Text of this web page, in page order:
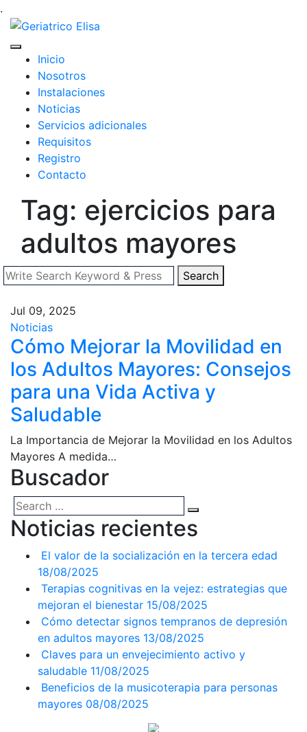
.
Inicio
Nosotros
Instalaciones
Noticias
Servicios adicionales
Requisitos
Registro
Contacto
Tag: ejercicios para
adultos mayores
Search
Jul 09, 2025
Noticias
Cómo Mejorar la Movilidad en
los Adultos Mayores: Consejos
para una Vida Activa y
Saludable
La Importancia de Mejorar la Movilidad en los Adultos
Mayores A medida…
Buscador
Noticias recientes
El valor de la socialización en la tercera edad
18/08/2025
Terapias cognitivas en la vejez: estrategias que
mejoran el bienestar 15/08/2025
Cómo detectar signos tempranos de depresión
en adultos mayores 13/08/2025
Claves para un envejecimiento activo y
saludable 11/08/2025
Beneficios de la musicoterapia para personas
mayores 08/08/2025